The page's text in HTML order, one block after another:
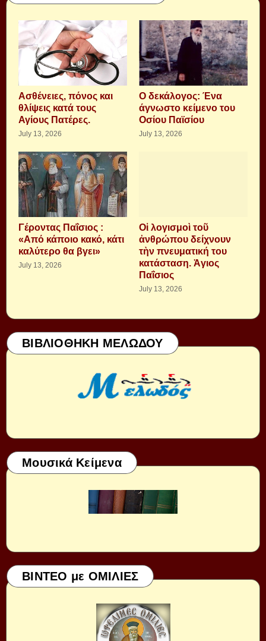
Aσθένειες, πόνος και
θλίψεις κατά τους
Αγίους Πατέρες.
July 13, 2026
Ο δεκάλογος: Ένα
άγνωστο κείμενο του
Οσίου Παϊσίου
July 13, 2026
Γέροντας Παΐσιος :
«Από κάποιο κακό, κάτι
καλύτερο θα βγει»
July 13, 2026
Οἱ λογισμοὶ τοῦ
ἀνθρώπου δείχνουν
τὴν πνευματική του
κατάσταση. Ἁγιος
Παΐσιος
July 13, 2026
ΒΙΒΛΙΟΘΗΚΗ ΜΕΛΩΔΟΥ
Μουσικά Κείμενα
ΒΙΝΤΕΟ με ΟΜΙΛΙΕΣ